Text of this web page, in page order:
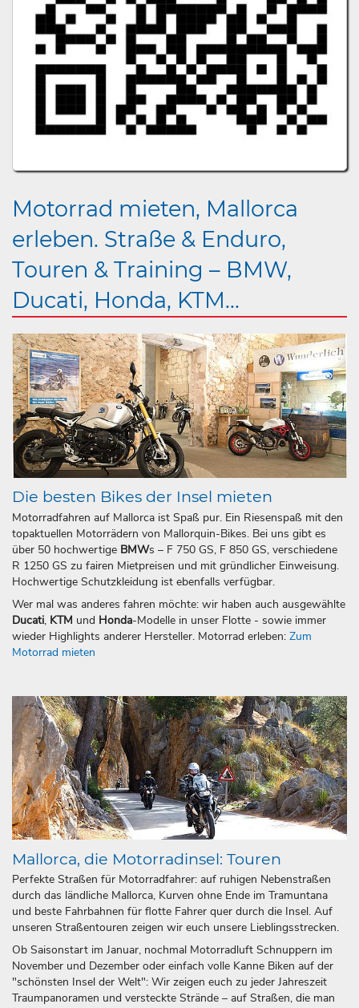
Motorrad mieten, Mallorca
erleben. Straße & Enduro,
Touren & Training – BMW,
Ducati, Honda, KTM...
Die besten Bikes der Insel mieten
Motorradfahren auf Mallorca ist Spaß pur. Ein Riesenspaß mit den
topaktuellen Motorrädern von Mallorquin-Bikes. Bei uns gibt es
über 50 hochwertige BMWs – F 750 GS, F 850 GS, verschiedene
R 1250 GS zu fairen Mietpreisen und mit gründlicher Einweisung.
Hochwertige Schutzkleidung ist ebenfalls verfügbar.
Wer mal was anderes fahren möchte: wir haben auch ausgewählte
Ducati, KTM und Honda-Modelle in unser Flotte - sowie immer
wieder Highlights anderer Hersteller. Motorrad erleben: Zum
Motorrad mieten
Mallorca, die Motorradinsel: Touren
Perfekte Straßen für Motorradfahrer: auf ruhigen Nebenstraßen
durch das ländliche Mallorca, Kurven ohne Ende im Tramuntana
und beste Fahrbahnen für flotte Fahrer quer durch die Insel. Auf
unseren Straßentouren zeigen wir euch unsere Lieblingsstrecken.
Ob Saisonstart im Januar, nochmal Motorradluft Schnuppern im
November und Dezember oder einfach volle Kanne Biken auf der
"schönsten Insel der Welt": Wir zeigen euch zu jeder Jahreszeit
Traumpanoramen und versteckte Strände – auf Straßen, die man